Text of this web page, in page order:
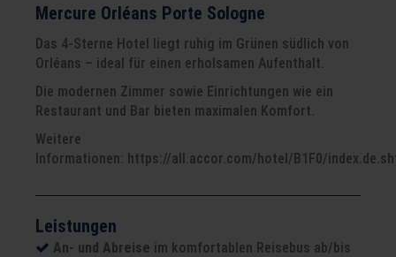
Mercure Orléans Porte Sologne
Das 4-Sterne Hotel liegt ruhig im Grünen südlich von
Orléans – ideal für einen erholsamen Aufenthalt.
Die modernen Zimmer sowie Einrichtungen wie ein
Restaurant und Bar bieten maximalen Komfort.
Weitere
Informationen: https://all.accor.com/hotel/B1F0/
Leistungen
An- und Abreise im komfortablen Reisebus ab/bis